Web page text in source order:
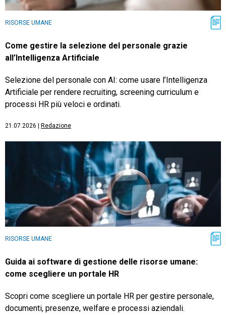
RISORSE UMANE
Come gestire la selezione del personale grazie
all’Intelligenza Artificiale
Selezione del personale con AI: come usare l’Intelligenza
Artificiale per rendere recruiting, screening curriculum e
processi HR più veloci e ordinati.
21.07.2026 Redazione
RISORSE UMANE
Guida ai software di gestione delle risorse umane:
come scegliere un portale HR
Scopri come scegliere un portale HR per gestire personale,
documenti, presenze, welfare e processi aziendali.